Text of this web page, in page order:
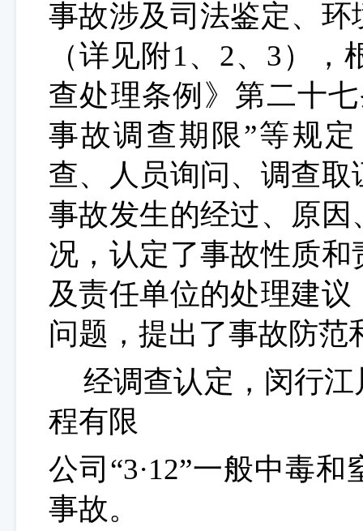
事故涉及司法鉴定、
（详见附1、2、3）
查处理条例》第二十
事故调查期限”等规
查、人员询问、调查
事故发生的经过、原
况，认定了事故性质
及责任单位的处理建
问题，提出了事故防范
经调查认定，闵行
程有限
公司“3·12”一般中毒
事故。